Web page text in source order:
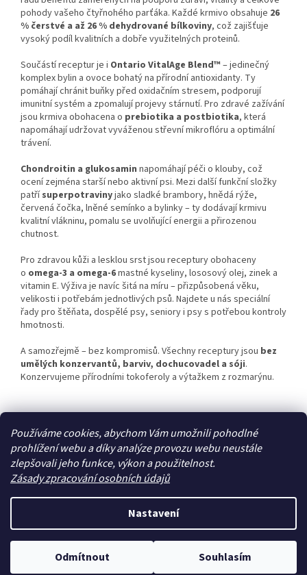
Používáme cookies, abychom Vám umožnili pohodlné
prohlížení webu a díky analýze provozu webu neustále
zlepšovali jeho funkce, výkon a použitelnost.
Zásady zpracování osobních údajů
Nastavení
Odmítnout Souhlasím
pohody vašeho čtyřnohého parťáka. Každé krmivo obsahuje 26
% čerstvé a až 26 % dehydrované bílkoviny, což zajišťuje
vysoký podíl kvalitních a dobře využitelných proteinů.
Součástí receptur je i Ontario VitalAge Blend™ – jedinečný
komplex bylin a ovoce bohatý na přírodní antioxidanty. Ty
pomáhají chránit buňky před oxidačním stresem, podporují
imunitní systém a zpomalují projevy stárnutí. Pro zdravé zažívání
jsou krmiva obohacena o prebiotika a postbiotika, která
napomáhají udržovat vyváženou střevní mikroflóru a optimální
trávení.
Chondroitin a glukosamin napomáhají péči o klouby, což
ocení zejména starší nebo aktivní psi. Mezi další funkční složky
patří superpotravinyjako sladké brambory, hnědá rýže,
červená čočka, lněné semínko a bylinky – ty dodávají krmivu
kvalitní vlákninu, pomalu se uvolňující energii a přirozenou
chutnost.
Pro zdravou kůži a lesklou srst jsou receptury obohaceny
o omega-3 a omega-6mastné kyseliny, lososový olej, zinek a
vitamin E. Výživa je navíc šitá na míru – přizpůsobená věku,
velikosti i potřebám jednotlivých psů. Najdete u nás speciální
řady pro štěňata, dospělé psy, seniory i psy s potřebou kontroly
hmotnosti.
A samozřejmě – bez kompromisů. Všechny receptury jsou bez
umělých konzervantů, barviv, dochucovadel a sóji.
Konzervujeme přírodními tokoferoly a výtažkem z rozmarýnu.
Zboží.cz Heureka.cz
Vytvořil Shoptet
Copyright 2026 . Všechna práva vyhrazena.